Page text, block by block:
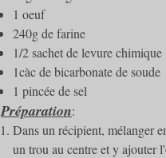
1 oeuf
240g de farine
1/2 sachet de levure chimique
1càc de bicarbonate de soude
1 pincée de sel
Préparation:
Dans un récipient, mélanger
un trou au centre et y ajouter